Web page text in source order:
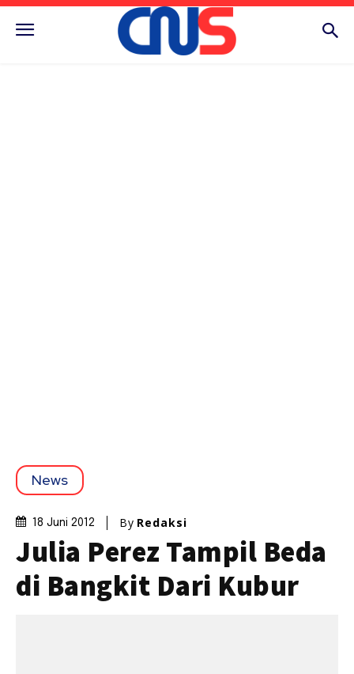
News
18 Juni 2012 By Redaksi
Julia Perez Tampil Beda
di Bangkit Dari Kubur